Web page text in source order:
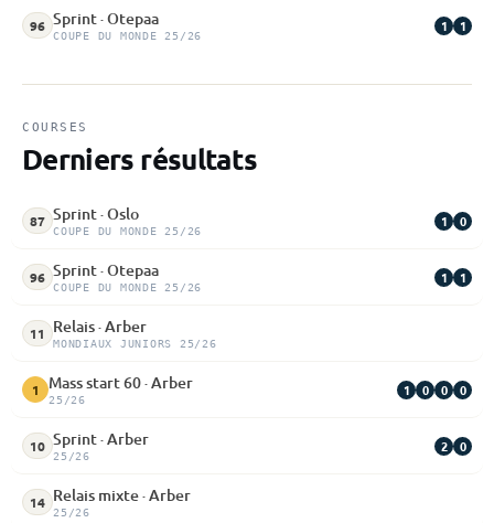
96 Sprint · Otepaa
COUPE DU MONDE 25/26
1 1
COURSES
Derniers résultats
87 Sprint · Oslo
COUPE DU MONDE 25/26
1 0
96 Sprint · Otepaa
COUPE DU MONDE 25/26
1 1
11 Relais · Arber
MONDIAUX JUNIORS 25/26
1 Mass start 60 · Arber
25/26
1 0 0 0
10 Sprint · Arber
25/26
2 0
14 Relais mixte · Arber
25/26